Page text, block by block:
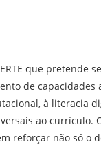
que pretende
de capacidades
à literacia
ao currículo.
reforçar não só o